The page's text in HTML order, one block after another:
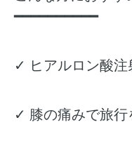
━━━━━━━━━━
✓ ヒアルロン酸
✓ 膝の痛みで旅